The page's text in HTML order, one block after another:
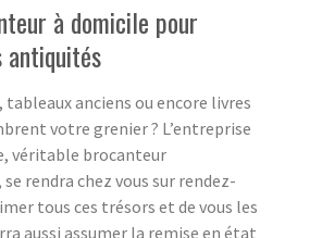
à domicile pour
antiquités
tableaux anciens ou encore livres
votre grenier ? L’entreprise
véritable brocanteur
rendra chez vous sur rendez-
tous ces trésors et de vous les
aussi assumer la remise en état